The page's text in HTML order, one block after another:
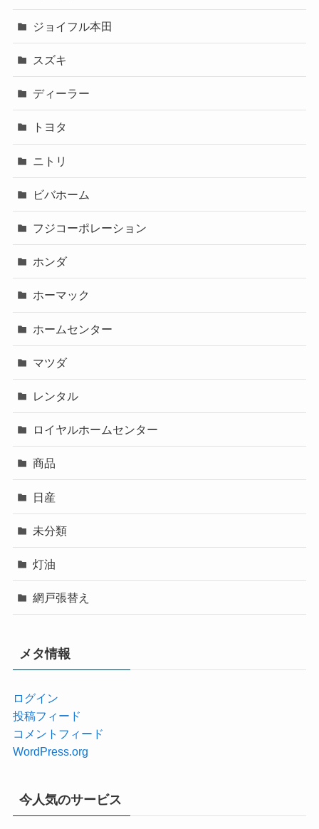
ジョイフル本田
スズキ
ディーラー
トヨタ
ニトリ
ビバホーム
フジコーポレーション
ホンダ
ホーマック
ホームセンター
マツダ
レンタル
ロイヤルホームセンター
商品
日産
未分類
灯油
網戸張替え
メタ情報
ログイン
投稿フィード
コメントフィード
WordPress.org
今人気のサービス